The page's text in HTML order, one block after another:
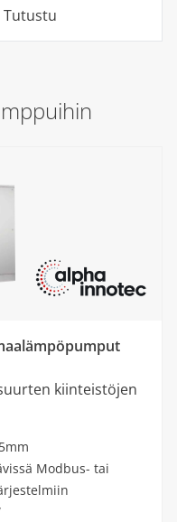
Tutustu
kiinteistöjen
Modbus- tai